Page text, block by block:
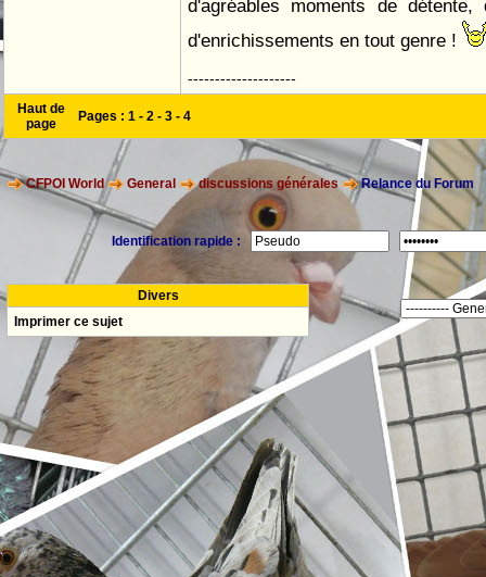
d'agréables moments de
d'enrichissements en tout genre !
--------------------
Haut de
page
Pages : 1 - 2 - 3 - 4
CFPOI World General discussions générales Relance du Forum
Identification rapide :
Divers
Imprimer ce sujet